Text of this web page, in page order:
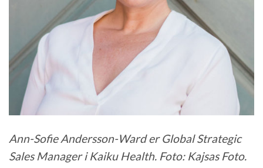
Ann-Sofie Andersson-Ward er Global Strategic
Sales Manager i Kaiku Health. Foto: Kajsas Foto.